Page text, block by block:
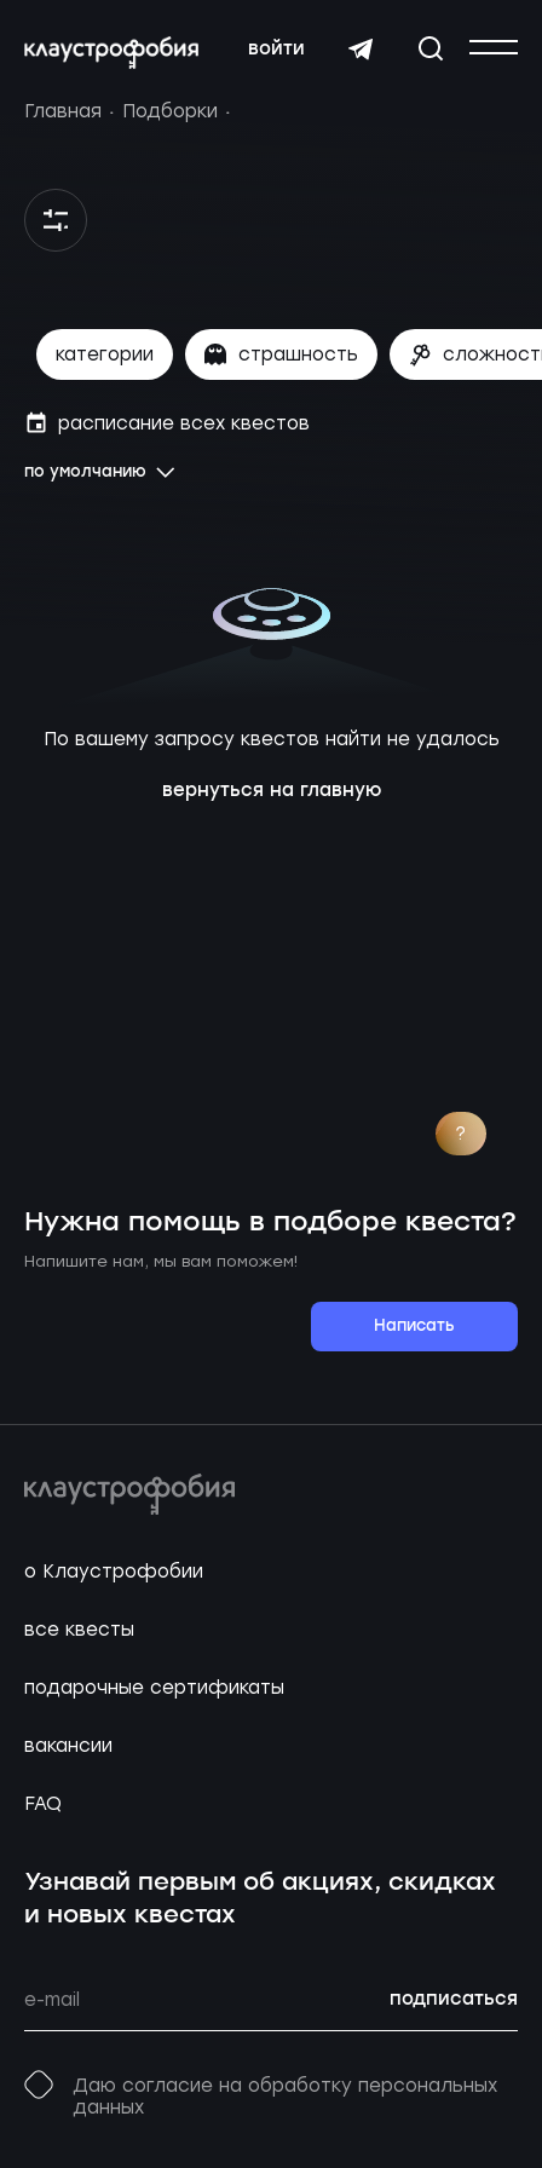
войти
Главная Подборки
категории страшность
по умолчанию
расписание всех квестов
По вашему запросу квестов найти не удалось
вернуться на главную
?
Нужна помощь в подборе квеста?
Напишите нам, мы вам поможем!
Написать
о Клаустрофобии
все квесты
подарочные сертификаты
вакансии
FAQ
Узнавай первым об акциях, скидках
и новых квестах
подписаться
Даю согласие на обработку персональных
данных